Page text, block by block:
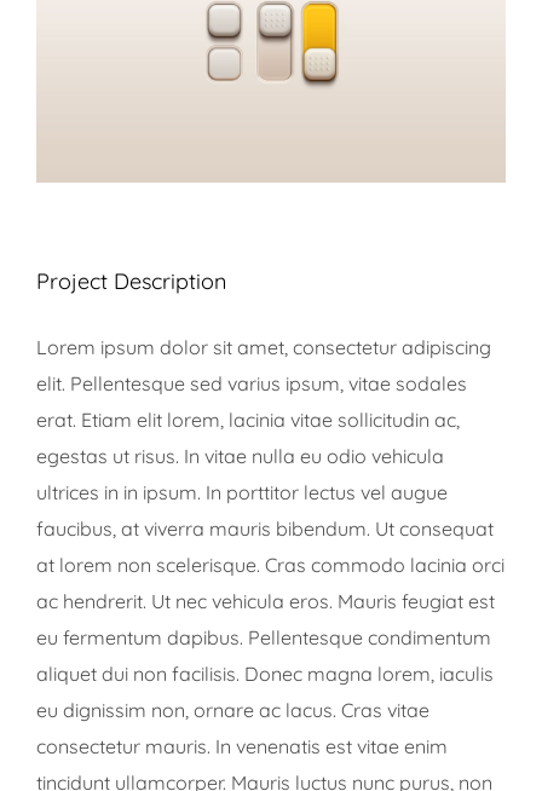
Project Description
Lorem ipsum dolor sit amet, consectetur adipiscing
elit. Pellentesque sed varius ipsum, vitae sodales
erat. Etiam elit lorem, lacinia vitae sollicitudin ac,
egestas ut risus. In vitae nulla eu odio vehicula
ultrices in in ipsum. In porttitor lectus vel augue
faucibus, at viverra mauris bibendum. Ut consequat
at lorem non scelerisque. Cras commodo lacinia orci
ac hendrerit. Ut nec vehicula eros. Mauris feugiat est
eu fermentum dapibus. Pellentesque condimentum
aliquet dui non facilisis. Donec magna lorem, iaculis
eu dignissim non, ornare ac lacus. Cras vitae
consectetur mauris. In venenatis est vitae enim
tincidunt ullamcorper. Mauris luctus nunc purus, non